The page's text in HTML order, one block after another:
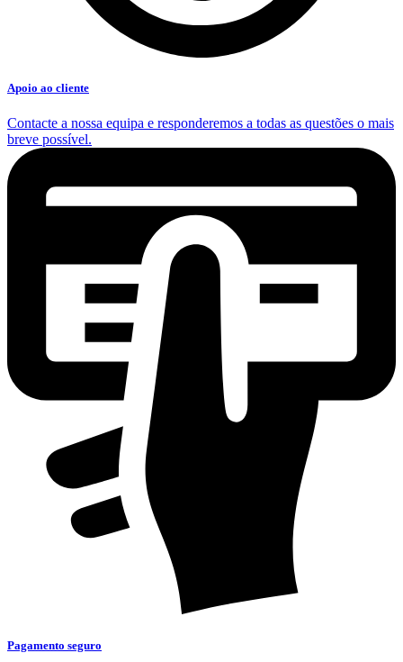
Apoio ao cliente
Contacte a nossa equipa e responderemos a todas as questões o mais
breve possível.
Pagamento seguro